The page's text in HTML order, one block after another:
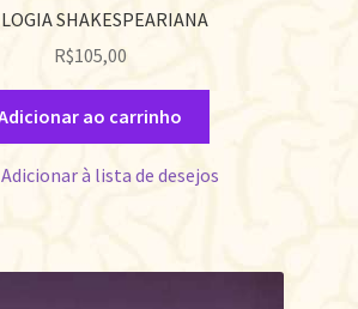
SHAKESPEARIANA
R$105,00
ao carrinho
Adicionar à lista de desejos